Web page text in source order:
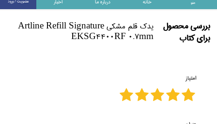
منو خانه درباره ما اخبار
بررسی محصول
برای كتاب
يدك قلم مشكي Artline Refill Signature
EKSG4400RF 0.7mm
امتیاز